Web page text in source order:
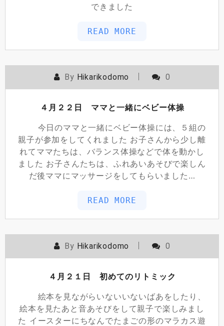
できました
READ MORE
By Hikarikodomo 0
４月２２日 ママと一緒にベビー体操
今日のママと一緒にベビー体操には、５組の
親子が参加をしてくれました お子さんから少し離
れてママたちは、バランス体操などで体を動かし
ました お子さんたちは、ふれあいあそびで楽しん
だ後ママにマッサージをしてもらいました…
READ MORE
By Hikarikodomo 0
４月２１日 初めてのリトミック
絵本を見ながらいないいないばあをしたり、
絵本を見たあと音あそびをして親子で楽しみまし
た イースターにちなんでたまごの形のマラカス遊